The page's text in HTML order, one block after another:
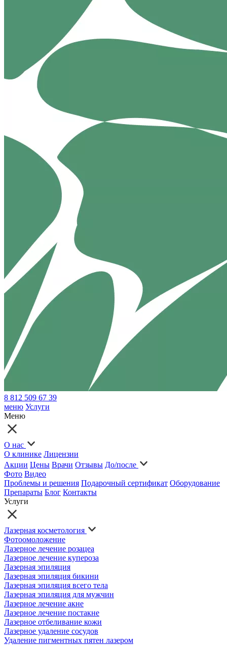
8 812 509 67 39
меню Услуги
Меню
О нас
О клинике Лицензии
Акции Цены Врачи Отзывы До/после
Фото Видео
Проблемы и решения Подарочный сертификат Оборудование
Препараты Блог Контакты
Услуги
Лазерная косметология
Фотоомоложение
Лазерное лечение розацеа
Лазерное лечение купероза
Лазерная эпиляция
Лазерная эпиляция бикини
Лазерная эпиляция всего тела
Лазерная эпиляция для мужчин
Лазерное лечение акне
Лазерное лечение постакне
Лазерное отбеливание кожи
Лазерное удаление сосудов
Удаление пигментных пятен лазером